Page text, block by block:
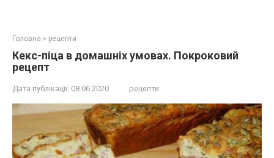
Головна » рецепти
Кекс-піца в домашніх умовах. Покроковий
рецепт
Дата публікації: 08.06.2020 рецепти